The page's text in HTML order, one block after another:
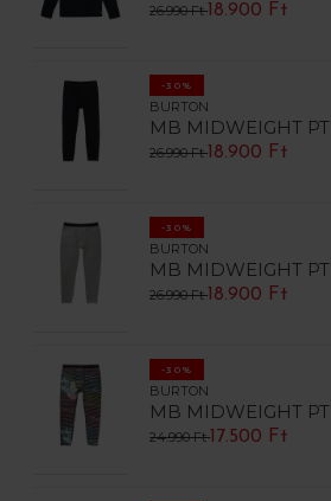
26.990 Ft 18.900 Ft
-30%
BURTON
MB MIDWEIGHT PT
26.990 Ft 18.900 Ft
-30%
BURTON
MB MIDWEIGHT PT
26.990 Ft 18.900 Ft
-30%
BURTON
MB MIDWEIGHT PT
24.990 Ft 17.500 Ft